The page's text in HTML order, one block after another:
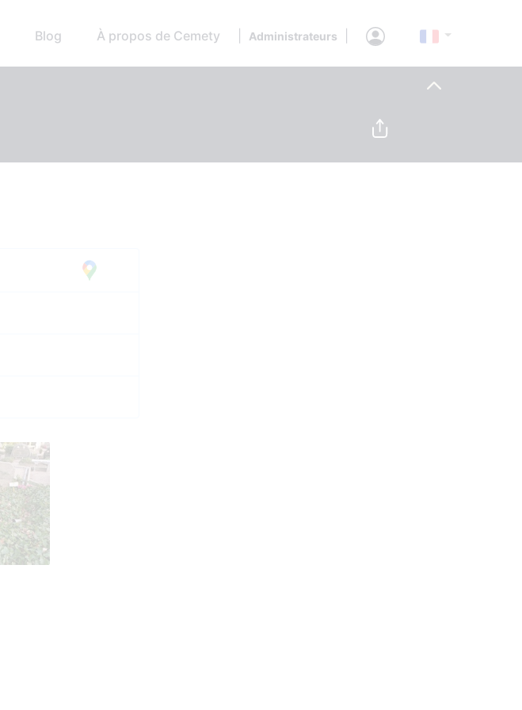
Blog À propos de Cemety Administrateurs